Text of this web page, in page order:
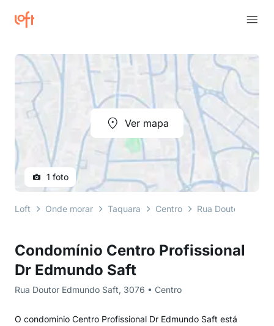
Condomínio Centro Profissional
Dr Edmundo Saft
Rua Doutor Edmundo Saft, 3076 • Centro
O condomínio Centro Profissional Dr Edmundo Saft está
Ver mapa
1 foto
Loft Onde morar Taquara Centro Rua Doutor